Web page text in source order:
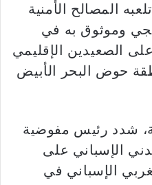
المصالح الأمنية
وموثوق به في
الصعيدين الإقليمي
حوض البحر الأبيض
شدد رئيس مفوضية
الإسباني على
الإسباني في